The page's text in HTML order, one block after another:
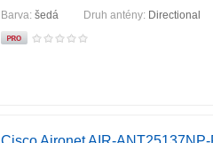
Barva: šedá Druh antény: Directional